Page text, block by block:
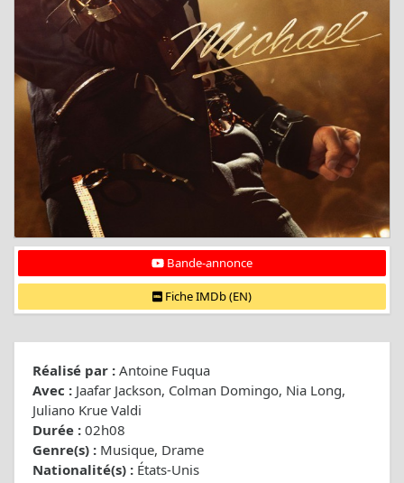
Bande-annonce
Fiche IMDb (EN)
Réalisé par : Antoine Fuqua
Avec : Jaafar Jackson, Colman Domingo, Nia Long,
Juliano Krue Valdi
Durée : 02h08
Genre(s) : Musique, Drame
Nationalité(s) : États-Unis